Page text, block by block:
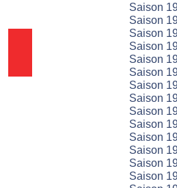
Saison
Saison
Saison
Saison
Saison
Saison
Saison
Saison
Saison
Saison
Saison
Saison
Saison
Saison